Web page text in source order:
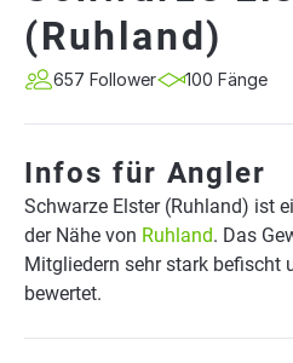
(Ruhland)
657 Follower 100 Fänge
Infos für Angler
Schwarze Elster (Ruhland) ist
der Nähe von Ruhland. Das
Mitgliedern sehr stark befischt
bewertet.